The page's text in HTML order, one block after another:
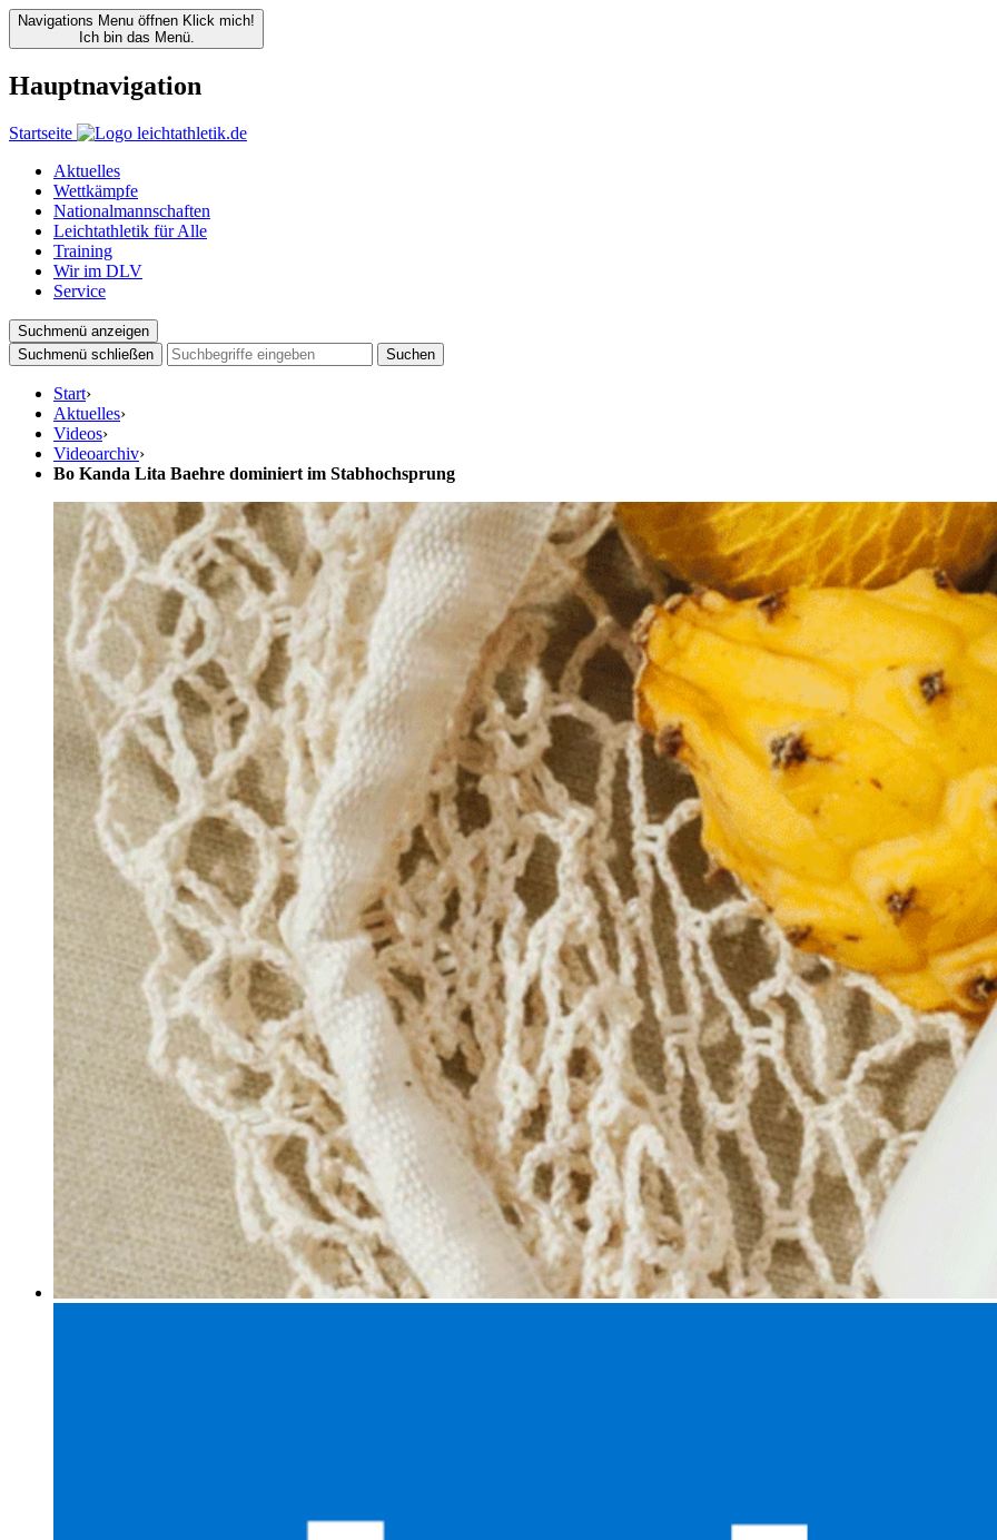
Navigations Menu öffnen Klick mich!
Ich bin das Menü.
Hauptnavigation
Startseite
Aktuelles
Wettkämpfe
Nationalmannschaften
Leichtathletik für Alle
Training
Wir im DLV
Service
Suchmenü anzeigen
Suchmenü schließen
Suchen
Start›
Aktuelles›
Videos›
Videoarchiv›
Bo Kanda Lita Baehre dominiert im Stabhochsprung